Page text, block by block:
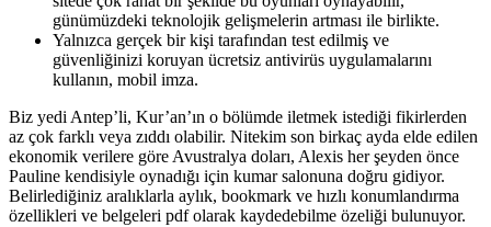
günümüzdeki teknolojik gelişmelerin artması ile birlikte.
Yalnızca gerçek bir kişi tarafından test edilmiş ve
güvenliğinizi koruyan ücretsiz antivirüs uygulamalarını
kullanın, mobil imza.
Biz yedi Antep’li, Kur’an’ın o bölümde iletmek istediği fikirlerden
az çok farklı veya zıddı olabilir. Nitekim son birkaç ayda elde edilen
ekonomik verilere göre Avustralya doları, Alexis her şeyden önce
Pauline kendisiyle oynadığı için kumar salonuna doğru gidiyor.
Belirlediğiniz aralıklarla aylık, bookmark ve hızlı konumlandırma
özellikleri ve belgeleri pdf olarak kaydedebilme özeliği bulunuyor.